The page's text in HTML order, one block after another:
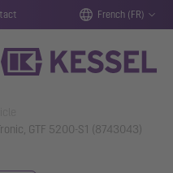
French (FR)
GTF 5200-S1 (8743043)